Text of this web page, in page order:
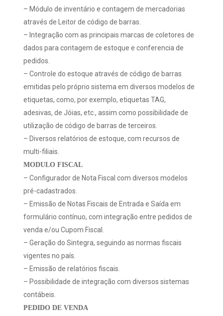
– Módulo de inventário e contagem de mercadorias
através de Leitor de código de barras.
– Integração com as principais marcas de coletores de
dados para contagem de estoque e conferencia de
pedidos.
– Controle do estoque através de código de barras
emitidas pelo próprio sistema em diversos modelos de
etiquetas, como, por exemplo, etiquetas TAG,
adesivas, de Jóias, etc., assim como possibilidade de
utilização de código de barras de terceiros.
– Diversos relatórios de estoque, com recursos de
multi-filiais.
MODULO FISCAL
– Configurador de Nota Fiscal com diversos modelos
pré-cadastrados.
– Emissão de Notas Fiscais de Entrada e Saída em
formulário contínuo, com integração entre pedidos de
venda e/ou Cupom Fiscal.
– Geração do Sintegra, seguindo as normas fiscais
vigentes no país.
– Emissão de relatórios fiscais.
– Possibilidade de integração com diversos sistemas
contábeis.
PEDIDO DE VENDA